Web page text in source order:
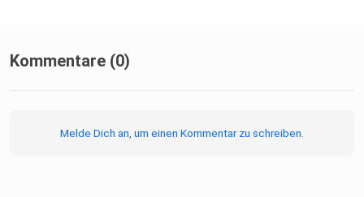
Kommentare (0)
Melde Dich an, um einen Kommentar zu schreiben.